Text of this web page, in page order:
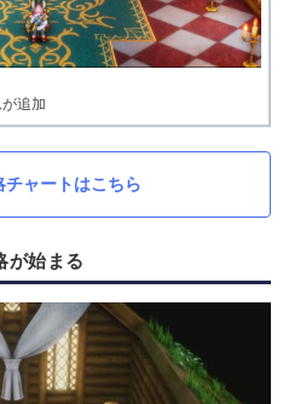
追加
ャートはこちら
が始まる